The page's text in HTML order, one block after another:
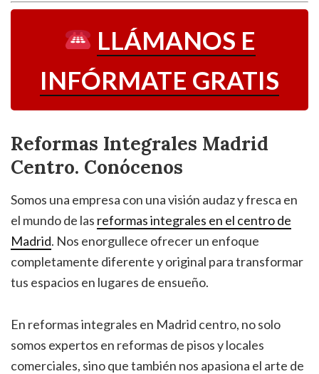
LLÁMANOS E
INFÓRMATE GRATIS
Reformas Integrales Madrid
Centro. Conócenos
Somos una empresa con una visión audaz y fresca en
el mundo de las reformas integrales en el centro de
Madrid. Nos enorgullece ofrecer un enfoque
completamente diferente y original para transformar
tus espacios en lugares de ensueño.
En reformas integrales en Madrid centro, no solo
somos expertos en reformas de pisos y locales
comerciales, sino que también nos apasiona el arte de